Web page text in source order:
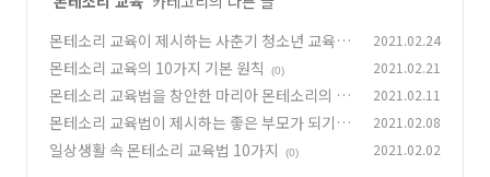
몬테소리 교육이 제시하는 사춘기 청소년 교육
(0)
2021.02.24
몬테소리 교육의 10가지 기본 원칙 (0) 2021.02.21
몬테소리 교육법을 창안한 마리아 몬테소리의 10
가지 메시지
(0)
2021.02.11
몬테소리 교육법이 제시하는 좋은 부모가 되기 위
한 규칙 10가지
(0)
2021.02.08
일상생활 속 몬테소리 교육법 10가지 (0) 2021.02.02